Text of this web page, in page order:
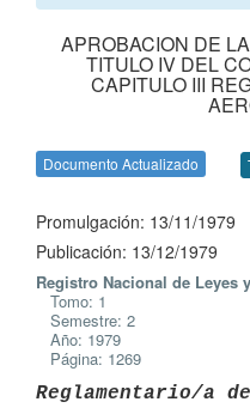
APROBACION DE
TITULO IV DEL
CAPITULO III
Documento Actualizado
Promulgación: 13/11/1979
Publicación: 13/12/1979
Registro Nacional de Leyes
Tomo: 1
Semestre: 2
Año: 1979
Página: 1269
Reglamentario/a